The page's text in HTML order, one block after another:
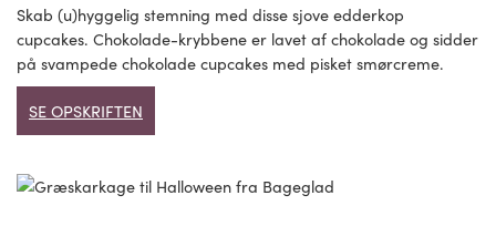
Skab (u)hyggelig stemning med disse sjove edderkop
cupcakes. Chokolade-krybbene er lavet af chokolade og sidder
på svampede chokolade cupcakes med pisket smørcreme.
SE OPSKRIFTEN